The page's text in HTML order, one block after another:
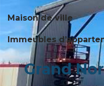
Maison de ville
Immeubles
Grand